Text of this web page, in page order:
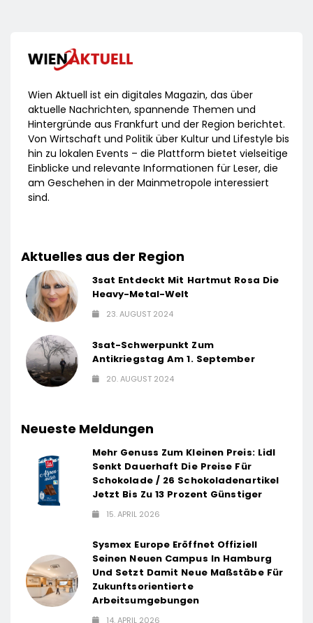
Wien Aktuell ist ein digitales Magazin, das über
aktuelle Nachrichten, spannende Themen und
Hintergründe aus Frankfurt und der Region berichtet.
Von Wirtschaft und Politik über Kultur und Lifestyle bis
hin zu lokalen Events – die Plattform bietet vielseitige
Einblicke und relevante Informationen für Leser, die
am Geschehen in der Mainmetropole interessiert
sind.
Aktuelles aus der Region
3sat Entdeckt Mit Hartmut Rosa Die
Heavy-Metal-Welt
23. AUGUST 2024
3sat-Schwerpunkt Zum
Antikriegstag Am 1. September
20. AUGUST 2024
Neueste Meldungen
Mehr Genuss Zum Kleinen Preis: Lidl
Senkt Dauerhaft Die Preise Für
Schokolade / 26 Schokoladenartikel
Jetzt Bis Zu 13 Prozent Günstiger
15. APRIL 2026
Sysmex Europe Eröffnet Offiziell
Seinen Neuen Campus In Hamburg
Und Setzt Damit Neue Maßstäbe Für
Zukunftsorientierte
Arbeitsumgebungen
14. APRIL 2026